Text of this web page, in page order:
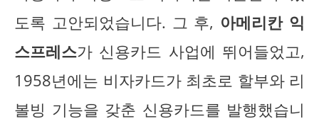
도록 고안되었습니다. 그 후, 아메리칸 익
스프레스가 신용카드 사업에 뛰어들었고,
1958년에는 비자카드가 최초로 할부와 리
볼빙 기능을 갖춘 신용카드를 발행했습니